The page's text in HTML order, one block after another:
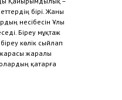
бірі. Жаны
несібесін Ұлы
Біреу мұқтаж
көлік сыйлап
жаралы
қатарға